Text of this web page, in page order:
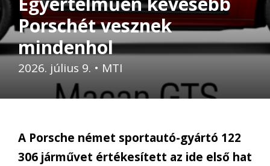
Porschét vesznek
mindenhol
2026. július 9. • MTI
A Porsche német sportautó-gyártó 122
306 járművet értékesített az ide első hat